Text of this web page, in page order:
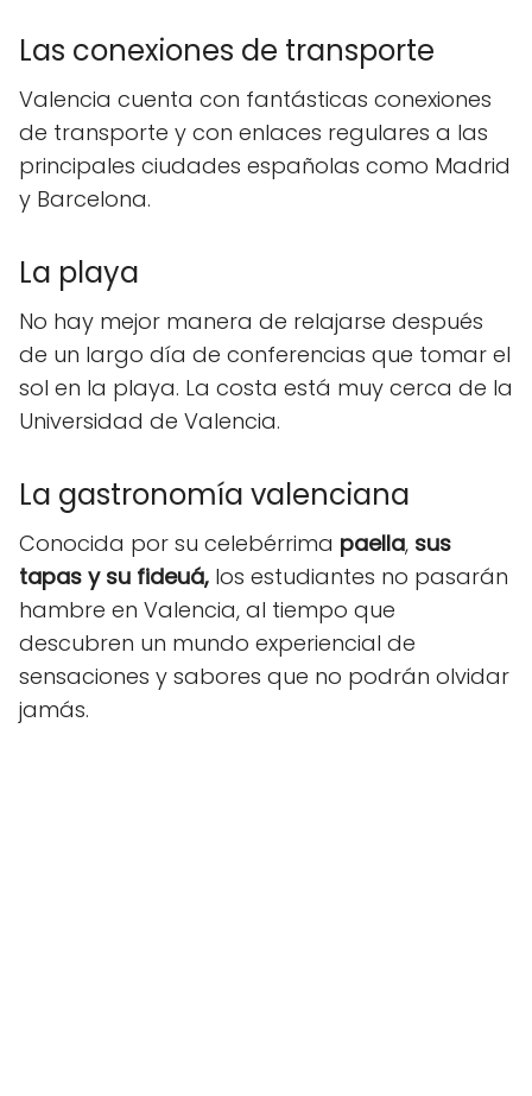
Las conexiones de transporte
Valencia cuenta con fantásticas conexiones
de transporte y con enlaces regulares a las
principales ciudades españolas como Madrid
y Barcelona.
La playa
No hay mejor manera de relajarse después
de un largo día de conferencias que tomar el
sol en la playa. La costa está muy cerca de la
Universidad de Valencia.
La gastronomía valenciana
Conocida por su celebérrima paella, sus
tapas y su fideuá, los estudiantes no pasarán
hambre en Valencia, al tiempo que
descubren un mundo experiencial de
sensaciones y sabores que no podrán olvidar
jamás.